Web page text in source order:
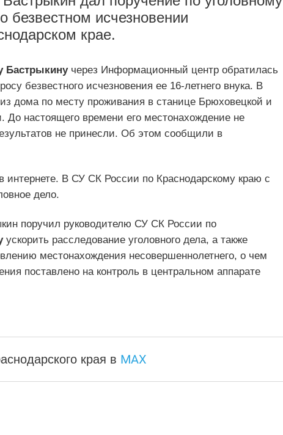
безвестном исчезновении
крае.
Бастрыкинучерез Информационный центр обратилась
безвестного исчезновения ее 16-летнего внука. В
дома по месту проживания в станице Брюховецкой и
До настоящего времени его местонахождение не
не принесли. Об этом сообщили в
интернете. В СУ СК России по Краснодарскому краю с
дело.
поручил руководителю СУ СК России по
ускорить расследование уголовного дела, а также
местонахождения несовершеннолетнего, о чем
поставлено на контроль в центральном аппарате
края в MAX